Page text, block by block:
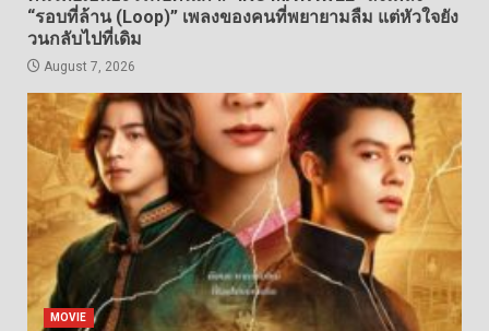
“รอบที่ล้าน (Loop)” เพลงของคนที่พยายามลืม แต่หัวใจยัง
วนกลับไปที่เดิม
August 7, 2026
MOVIE